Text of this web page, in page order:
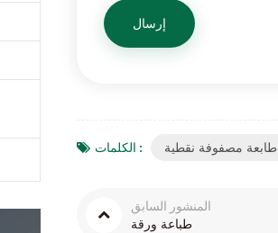
الكلمات : طابعة مصفوفة نقطية
المنشور السابق
طباعة ورقة